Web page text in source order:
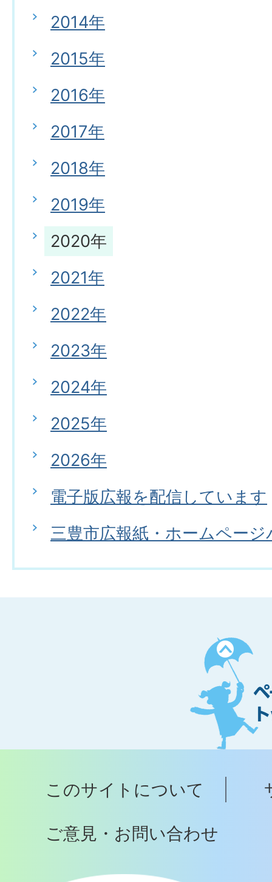
2014年
2015年
2016年
2017年
2018年
2019年
2020年
2021年
2022年
2023年
2024年
2025年
2026年
電子版広報を配信しています
三豊市広報紙・ホームペー
ペ
ー
ジ
ト
ッ
へ
このサイトについて
ご意見・お問い合わせ